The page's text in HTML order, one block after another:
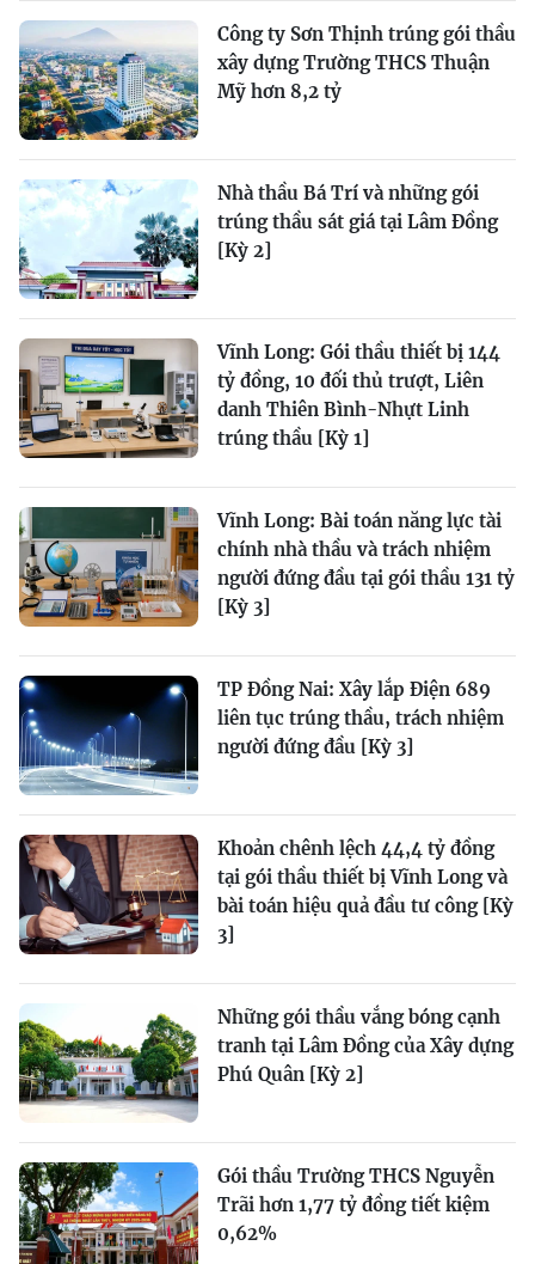
Công ty Sơn Thịnh trúng gói thầu
xây dựng Trường THCS Thuận
Mỹ hơn 8,2 tỷ
Nhà thầu Bá Trí và những gói
trúng thầu sát giá tại Lâm Đồng
[Kỳ 2]
Vĩnh Long: Gói thầu thiết bị 144
tỷ đồng, 10 đối thủ trượt, Liên
danh Thiên Bình-Nhựt Linh
trúng thầu [Kỳ 1]
Vĩnh Long: Bài toán năng lực tài
chính nhà thầu và trách nhiệm
người đứng đầu tại gói thầu 131 tỷ
[Kỳ 3]
TP Đồng Nai: Xây lắp Điện 689
liên tục trúng thầu, trách nhiệm
người đứng đầu [Kỳ 3]
Khoản chênh lệch 44,4 tỷ đồng
tại gói thầu thiết bị Vĩnh Long và
bài toán hiệu quả đầu tư công [Kỳ
3]
Những gói thầu vắng bóng cạnh
tranh tại Lâm Đồng của Xây dựng
Phú Quân [Kỳ 2]
Gói thầu Trường THCS Nguyễn
Trãi hơn 1,77 tỷ đồng tiết kiệm
0,62%